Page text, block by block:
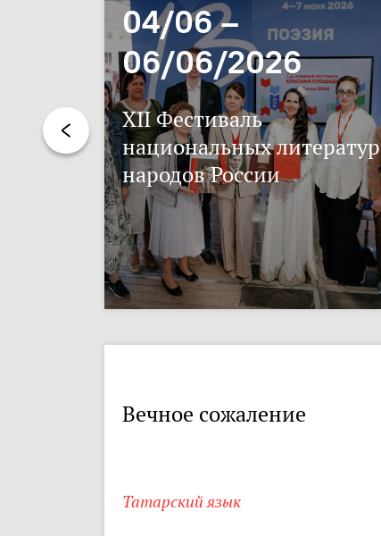
04/06 –
06/06/2026
XII Фестиваль
национальных литератур
народов России
Вечное сожаление
Татарский язык